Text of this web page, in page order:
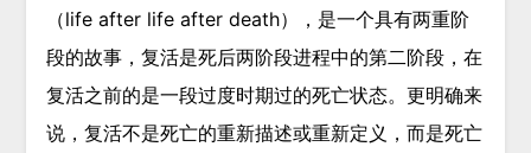
（life after life after death），是一个具有两重阶
段的故事，复活是死后两阶段进程中的第二阶段，在
复活之前的是一段过度时期过的死亡状态。更明确来
说，复活不是死亡的重新描述或重新定义，而是死亡